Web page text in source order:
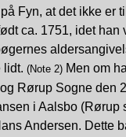
Fyn, at det ikke er
ca. 1751, idet han
lidt. (Note 2) Men om
Rørup Sogne den
i Aalsbo (Rørup
Andersen. Dette